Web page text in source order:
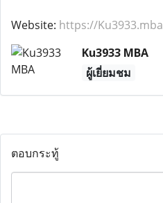
Website: https://Ku3933.mba
Ku3933 MBA
ผู้เยี่ยมชม
ตอบกระทู้